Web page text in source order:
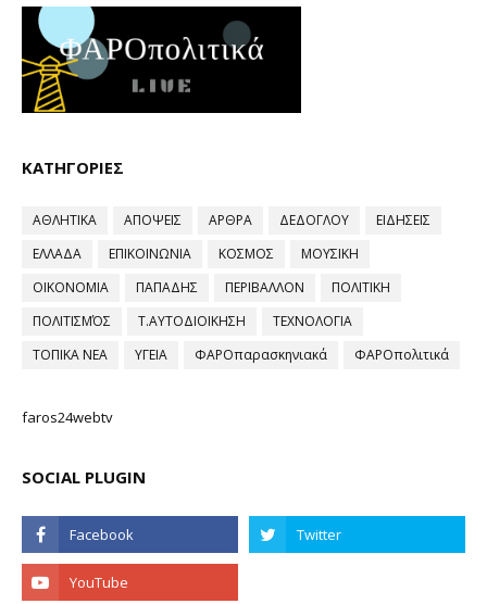
ΚΑΤΗΓΟΡΙΕΣ
ΑΘΛΗΤΙΚΑ ΑΠΟΨΕΙΣ ΑΡΘΡΑ ΔΕΔΟΓΛΟΥ
ΕΙΔΗΣΕΙΣ
ΕΛΛΑΔΑ
ΕΠΙΚΟΙΝΩΝΙΑ ΚΟΣΜΟΣ
ΜΟΥΣΙΚΗ
ΟΙΚΟΝΟΜΙΑ
ΠΑΠΑΔΗΣ ΠΕΡΙΒΑΛΛΟΝ
ΠΟΛΙΤΙΚΗ
ΠΟΛΙΤΙΣΜΌΣ
Τ.ΑΥΤΟΔΙΟΙΚΗΣΗ
ΤΕΧΝΟΛΟΓΙΑ
ΤΟΠΙΚΑ ΝΕΑ
ΥΓΕΙΑ ΦΑΡΟπαρασκηνιακά ΦΑΡΟπολιτικά
faros24webtv
SOCIAL PLUGIN